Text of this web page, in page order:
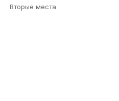
Вторые места